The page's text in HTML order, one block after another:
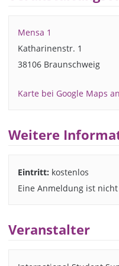
Mensa 1
Katharinenstr. 1
38106 Braunschweig
Karte bei Google Maps
Weitere
Eintritt: kostenlos
Eine Anmeldung ist
Veranstalter